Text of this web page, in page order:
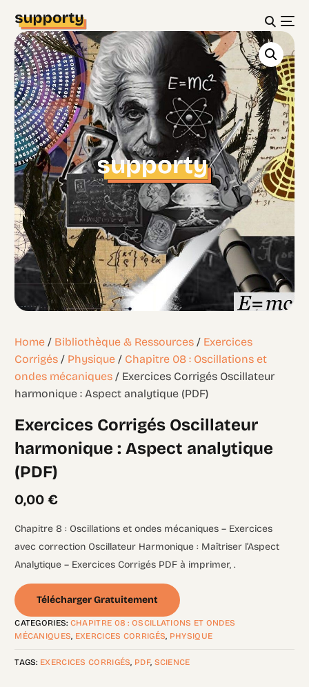
Home / Bibliothèque & Ressources / Exercices
Corrigés / Physique / Chapitre 08 : Oscillations et
ondes mécaniques / Exercices Corrigés Oscillateur
harmonique : Aspect analytique (PDF)
Exercices Corrigés Oscillateur
harmonique : Aspect analytique
(PDF)
0,00€
Chapitre 8 : Oscillations et ondes mécaniques – Exercices
avec correction Oscillateur Harmonique : Maîtriser l’Aspect
Analytique – Exercices Corrigés PDF à imprimer, .
Télécharger Gratuitement
CATEGORIES: CHAPITRE 08 : OSCILLATIONS ET ONDES
MÉCANIQUES, EXERCICES CORRIGÉS, PHYSIQUE
TAGS: EXERCICES CORRIGÉS, PDF, SCIENCE